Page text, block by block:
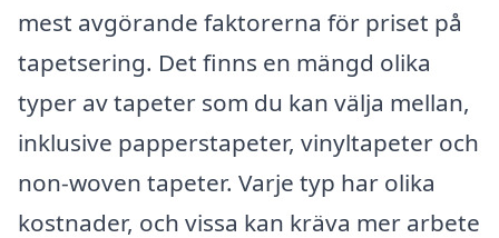
mest avgörande faktorerna för priset på
tapetsering. Det finns en mängd olika
typer av tapeter som du kan välja mellan,
inklusive papperstapeter, vinyltapeter och
non-woven tapeter. Varje typ har olika
kostnader, och vissa kan kräva mer arbete